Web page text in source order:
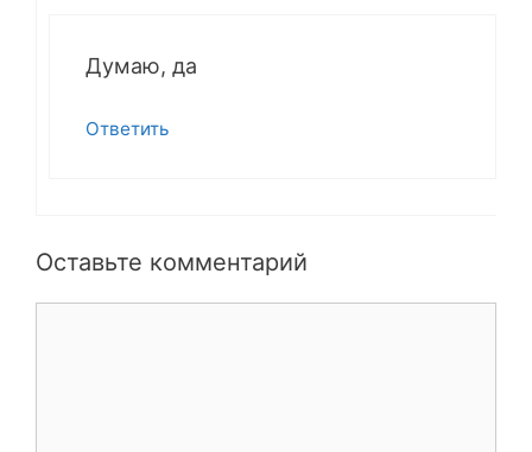
Думаю, да
Ответить
Оставьте комментарий